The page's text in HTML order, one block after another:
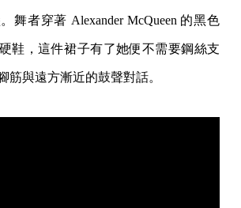
舞者穿著 Alexander McQueen 的黑色
鞋，這件裙子有了她便不需要鋼絲支
筋與遠方漸近的鼓聲對話。